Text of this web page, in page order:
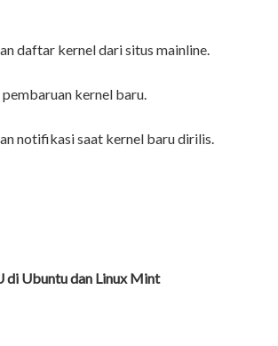
daftar kernel dari situs mainline.
kernel baru.
notifikasi saat kernel baru dirilis.
di Ubuntu dan Linux Mint